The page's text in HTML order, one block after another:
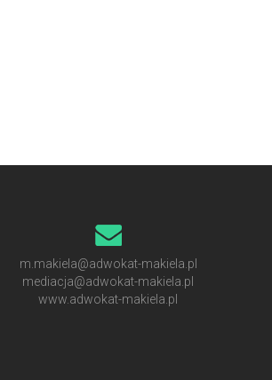
m.makiela@adwokat-makiela.pl
mediacja@adwokat-makiela.pl
www.adwokat-makiela.pl